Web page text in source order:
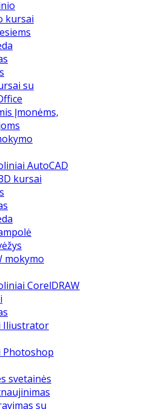
kursai
su
Įmonėms,
AutoCAD
kursai
mokymo
CorelDRAW
Iliustrator
svetainės
su